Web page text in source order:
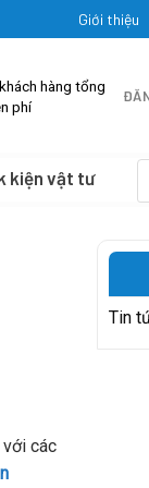
Giới thiệu
hàng tổng
phí
kiện vật tư
với các
Tin